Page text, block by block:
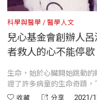
8 浪子老爸的守候
9 愛，就是無法割捨的
10 與死神的那場拔河
賢齊傳：電信之父、
轉賽局：贏占全球資通
陳培英 作者
文字工作者。著有《突
開本
印刷規格
科學與醫學 醫學人文
兒心基金會創辦人
者救人的心不能停歇
生命，始於心臟開始跳動
證了許多病童的生命奇蹟
收藏 分享 2021/